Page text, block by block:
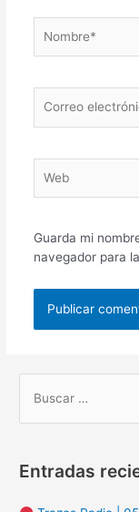
electrónico*
Guarda mi
navegador para
u
c
Entradas